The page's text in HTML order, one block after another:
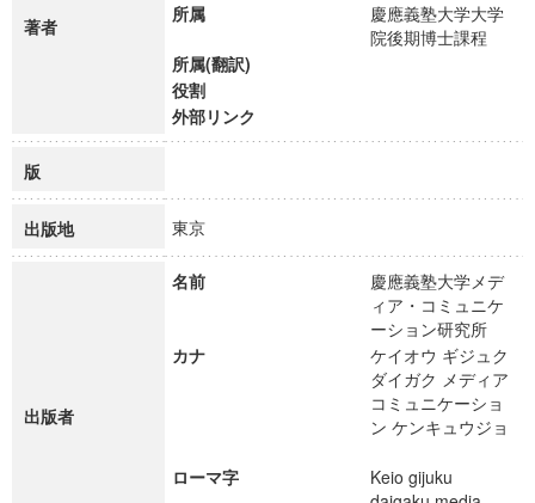
著者
所属
慶應義塾大学大学
院後期博士課程
所属(翻訳)
役割
外部リンク
版
出版地 東京
出版者
名前
慶應義塾大学メデ
ィア・コミュニケ
ーション研究所
カナ
ケイオウ ギジュク
ダイガク メディア
コミュニケーショ
ン ケンキュウジョ
ローマ字
Keio gijuku